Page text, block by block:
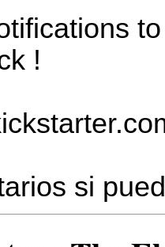
!
si